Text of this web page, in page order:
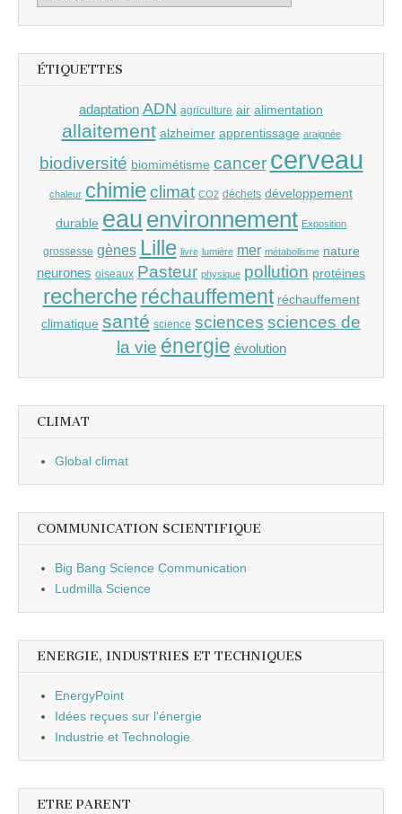
ÉTIQUETTES
adaptation ADN agriculture air alimentation
allaitement alzheimer apprentissage araignée
biodiversité biomimétisme cancer cerveau
chaleur chimieclimat CO2 déchets développement
durable eau environnement Exposition
grossesse gènes Lille livre lumière mer métabolisme nature
neurones oiseaux Pasteur physique pollution protéines
recherche réchauffement réchauffement
climatique santé science sciences sciences de
la vie énergie évolution
CLIMAT
Global climat
COMMUNICATION SCIENTIFIQUE
Big Bang Science Communication
Ludmilla Science
ENERGIE, INDUSTRIES ET TECHNIQUES
EnergyPoint
Idées reçues sur l'énergie
Industrie et Technologie
ETRE PARENT